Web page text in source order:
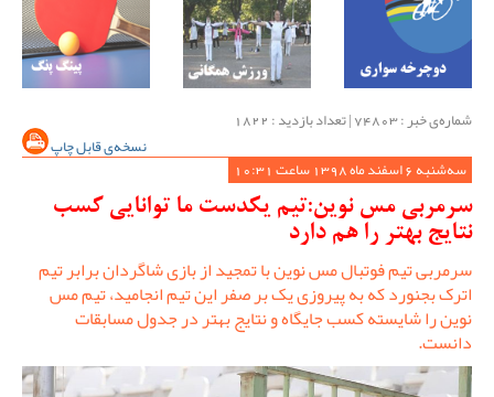
شماره‌ی خبر : ‌74803 | تعداد بازدید : 1822
نسخه‌ی قابل چاپ
سه‌شنبه 6 اسفند ماه 1398 ساعت 10:31
سرمربی مس نوین:تیم یکدست ما توانایی کسب
نتایج بهتر را هم دارد
سرمربی تیم فوتبال مس نوین با تمجید از بازی شاگردان برابر تیم
اترک بجنورد که به پیروزی یک بر صفر این تیم انجامید، تیم مس
نوین را شایسته کسب جایگاه و نتایج بهتر در جدول مسابقات
دانست.